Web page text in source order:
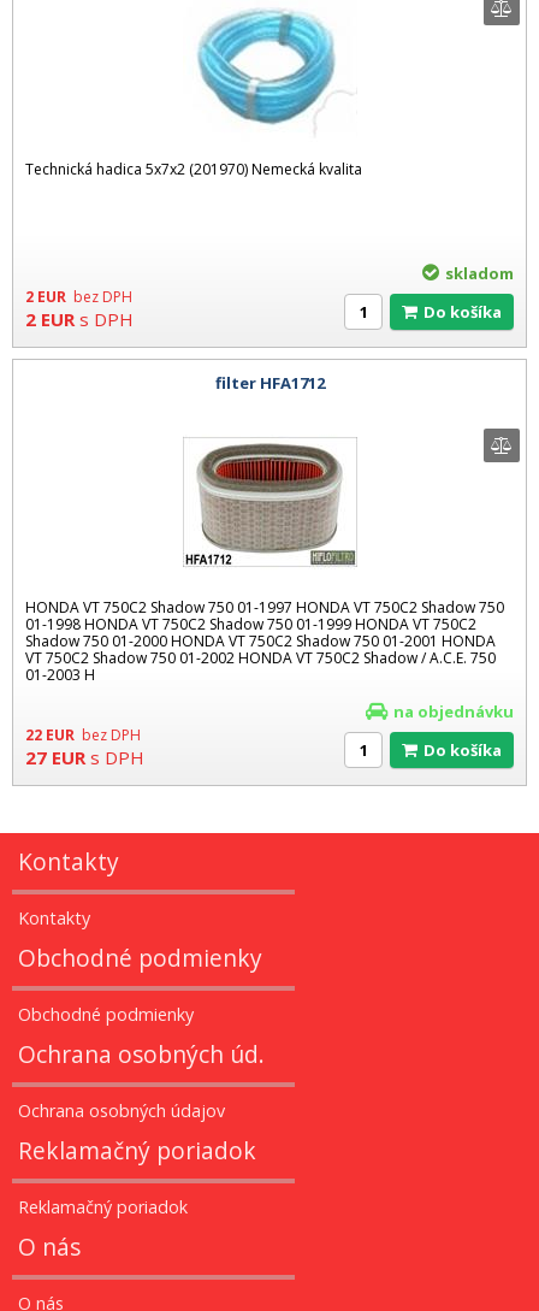
Technická hadica 5x7x2 (201970) Nemecká kvalita
2 EUR bez DPH
2 EURs DPH
skladom
Do košíka
filter HFA1712
HONDA VT 750C2 Shadow 750 01-1997 HONDA VT 750C2 Shadow 750
01-1998 HONDA VT 750C2 Shadow 750 01-1999 HONDA VT 750C2
Shadow 750 01-2000 HONDA VT 750C2 Shadow 750 01-2001 HONDA
VT 750C2 Shadow 750 01-2002 HONDA VT 750C2 Shadow / A.C.E. 750
01-2003 H
22 EUR bez DPH
27 EUR s DPH
na objednávku
Do košíka
Kontakty
Kontakty
Obchodné podmienky
Obchodné podmienky
Ochrana osobných úd.
Ochrana osobných údajov
Reklamačný poriadok
Reklamačný poriadok
O nás
O nás